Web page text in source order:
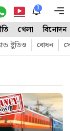
3
খেলা বিনোদন
ষ্টুডিও বোধন